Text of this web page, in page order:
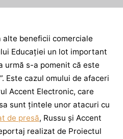
beneficii comerciale
Educației un lot important
urmă s-a pomenit că este
Este cazul omului de afaceri
Accent Electronic, care
sunt țintele unor atacuri cu
de presă, Russu și Accent
realizat de Proiectul